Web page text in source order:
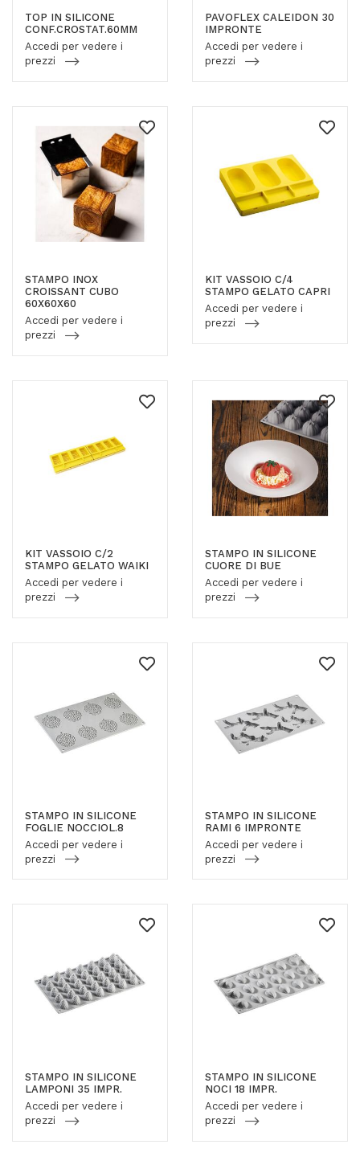
TOP IN SILICONE
CONF.CROSTAT.60MM
Accedi per vedere i
prezzi
PAVOFLEX CALEIDON 30
IMPRONTE
Accedi per vedere i
prezzi
STAMPO INOX
CROISSANT CUBO
60X60X60
Accedi per vedere i
prezzi
KIT VASSOIO C/4
STAMPO GELATO CAPRI
Accedi per vedere i
prezzi
KIT VASSOIO C/2
STAMPO GELATO WAIKI
Accedi per vedere i
prezzi
STAMPO IN SILICONE
CUORE DI BUE
Accedi per vedere i
prezzi
STAMPO IN SILICONE
FOGLIE NOCCIOL.8
Accedi per vedere i
prezzi
STAMPO IN SILICONE
RAMI 6 IMPRONTE
Accedi per vedere i
prezzi
STAMPO IN SILICONE
LAMPONI 35 IMPR.
Accedi per vedere i
prezzi
STAMPO IN SILICONE
NOCI 18 IMPR.
Accedi per vedere i
prezzi